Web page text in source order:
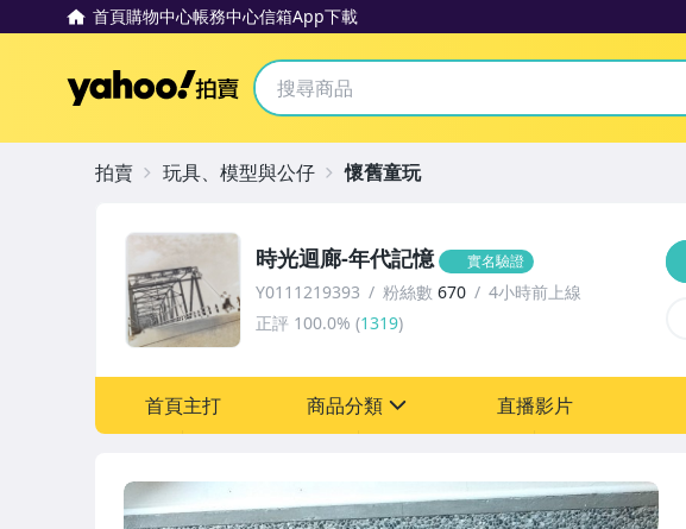
首頁購物中心帳務中心信箱App下載
Yahoo拍賣
時光迴廊-年代記憶 實名驗證
Y0111219393 粉絲數 670
4小時前上線
正評 100.0% (1319)
首頁主打 商品分類
圖書/影音/文具
直播影片
拍賣 玩具、模型與公仔 懷舊童玩